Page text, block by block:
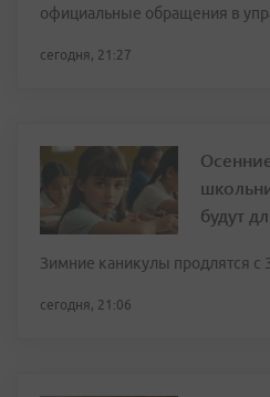
официальные обращения в
сегодня, 21:27
будут
Зимние каникулы продлятся с
сегодня, 21:06